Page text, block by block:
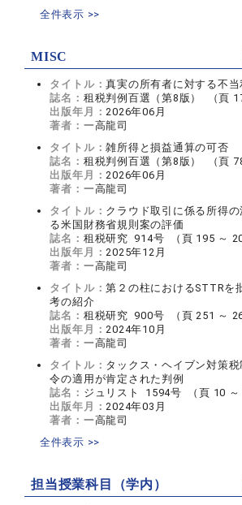
全件表示 >>
MISC
タイトル：真実の所有者に対する不
誌名： 租税判例百選（第8版） （頁
出版年月：2026年06月
著者： 一高龍司
タイトル：雑所得と損益通算の可否
誌名： 租税判例百選（第8版） （頁
出版年月：2026年06月
著者： 一高龍司
タイトル： クラウド取引に係る所得
る米国財務省規則案の評価
誌名： 租税研究 914号 （頁 195 ～
出版年月：2025年12月
著者： 一高龍司
タイトル：第２の柱におけるSTTRを
考の紹介
誌名： 租税研究 900号 （頁 251 ～
出版年月：2024年10月
著者： 一高龍司
タイトル： タックス・ヘイブン対策
令の適用が肯定された判例
誌名： ジュリスト 1594号 （頁 10 ～
出版年月：2024年03月
著者： 一高龍司
全件表示 >>
担当授業科目（学内）